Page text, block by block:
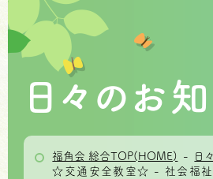
日々のお
福角会 総合TOP(HOME) - 日
☆交通安全教室☆ - 社会福祉法